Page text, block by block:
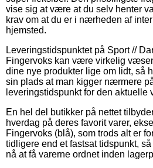
vise sig at være at du selv henter
krav om at du er i nærheden af
hjemsted.
Leveringstidspunktet på Sport //
Fingervoks kan være virkelig
dine nye produkter lige om lidt, så
sin plads at man kigger nærmere
leveringstidspunkt for den aktuelle
En hel del butikker på nettet
hverdag på deres favorit varer,
Fingervoks (blå), som trods alt er
tidligere end et fastsat tidspunkt,
nå at få varerne ordnet inden